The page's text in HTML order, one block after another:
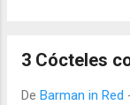
3 Cócteles
De Barman in Red